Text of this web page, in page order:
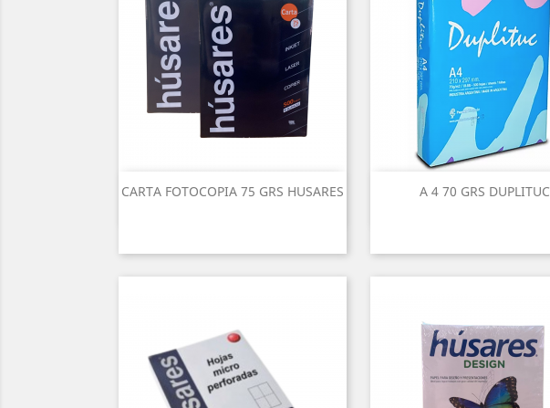
CARTA FOTOCOPIA 75 GRS HUSARES A 4 70 GRS DUPLITUC